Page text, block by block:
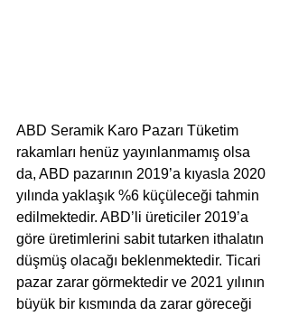
ABD Seramik Karo Pazarı Tüketim
rakamları henüz yayınlanmamış olsa
da, ABD pazarının 2019’a kıyasla 2020
yılında yaklaşık %6 küçüleceği tahmin
edilmektedir. ABD’li üreticiler 2019’a
göre üretimlerini sabit tutarken ithalatın
düşmüş olacağı beklenmektedir. Ticari
pazar zarar görmektedir ve 2021 yılının
büyük bir kısmında da zarar göreceği